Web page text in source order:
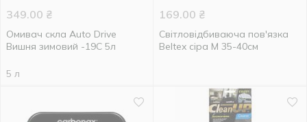
349.00 ₴
Омивач скла Auto Drive
Вишня зимовий -19С 5л
5 л
169.00 ₴
Світловідбиваюча пов'язка
Beltex сіра M 35-40см